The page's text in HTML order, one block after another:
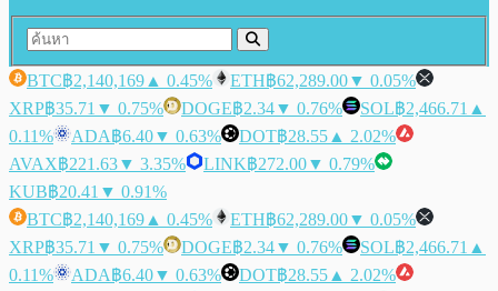
BTC฿2,140,169 ▲ 0.45% ETH฿62,289.00▼ 0.05%
XRP฿35.71 ▼ 0.75% DOGE฿2.34▼ 0.76% SOL฿2,466.71 ▲
0.11%
ADA฿6.40▼ 0.63% DOT฿28.55 ▲ 2.02%
AVAX฿221.63▼ 3.35% LINK฿272.00▼ 0.79%
KUB฿20.41 ▼ 0.91%
BTC฿2,140,169 ▲ 0.45% ETH฿62,289.00▼ 0.05%
XRP฿35.71 ▼ 0.75% DOGE฿2.34▼ 0.76% SOL฿2,466.71 ▲
0.11%
ADA฿6.40▼ 0.63% DOT฿28.55 ▲ 2.02%